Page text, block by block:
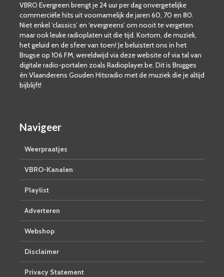
VBRO Evergreen brengt je 24 uur per dag onvergetelijke
commerciële hits uit voornamelijk de jaren 60, 70 en 80.
Niet enkel ‘classics’ en ‘evergreens’ om nooit te vergeten
maar ook leuke radioplaten uit die tijd. Kortom, de muziek,
het geluid en de sfeer van toen! Je beluistert ons in het
Brugse op 106 FM, wereldwijd via deze website of via tal van
digitale radio-portalen zoals Radioplayer.be. Dit is Brugges
én Vlaanderens Gouden Hitsradio met de muziek die je altijd
bijblijft!
Navigeer
Weerpraatjes
VBRO-Kanalen
Playlist
Adverteren
Webshop
Disclaimer
Privacy Statement